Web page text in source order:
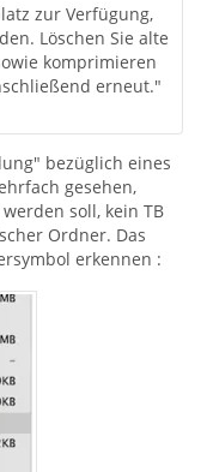
zur Verfügung,
Löschen Sie alte
komprimieren
erneut."
bezüglich eines
gesehen,
soll, kein TB
Ordner. Das
erkennen :